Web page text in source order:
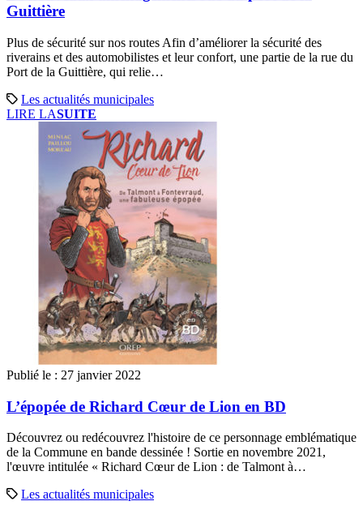
Guittière
Plus de sécurité sur nos routes Afin d’améliorer la sécurité des
riverains et des automobilistes et leur confort, une partie de la rue du
Port de la Guittière, qui relie…
Les actualités municipales
LIRE LASUITE
Publié le : 27 janvier 2022
L’épopée de Richard Cœur de Lion en BD
Découvrez ou redécouvrez l'histoire de ce personnage emblématique
de la Commune en bande dessinée ! Sortie en novembre 2021,
l'œuvre intitulée « Richard Cœur de Lion : de Talmont à…
Les actualités municipales